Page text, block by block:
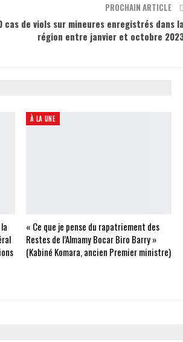
PROCHAIN ARTICLE
cas de viols sur mineures enregistrés dans
région entre janvier et octobre
À LA UNE
« Ce que je pense du rapatriement des
Restes de l’Almamy Bocar Biro Barry »
(Kabiné Komara, ancien Premier ministre)